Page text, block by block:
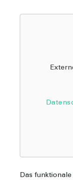
Das